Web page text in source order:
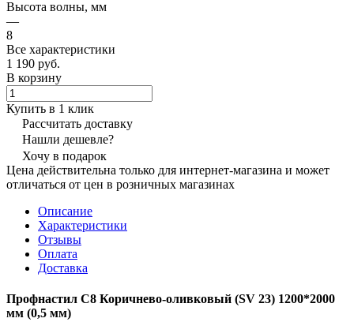
Высота волны, мм
—
8
Все характеристики
1 190 руб.
В корзину
Купить в 1 клик
Рассчитать доставку
Нашли дешевле?
Хочу в подарок
Цена действительна только для интернет-магазина и может
отличаться от цен в розничных магазинах
Описание
Характеристики
Отзывы
Оплата
Доставка
Профнастил С8 Коричнево-оливковый (SV 23) 1200*2000
мм (0,5 мм)